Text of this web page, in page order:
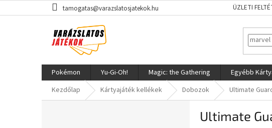
a
tamogatas@varazslatosjatekok.hu ÜZLETI
Pokémon Yu-Gi-Oh! Magic: the Gathering Egyébb
Kezdőlap
Kártyajáték kellékek Dobozok Ultimate
Ultimate